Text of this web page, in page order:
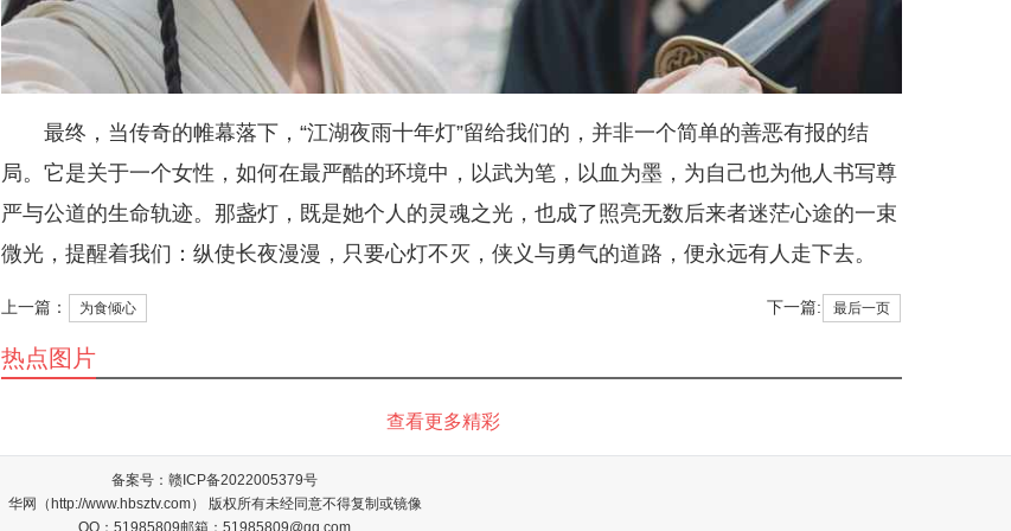
最终，当传奇的帷幕落下，“江湖夜雨十年灯”留给我们的，并非一个简单的善恶有报的结
局。它是关于一个女性，如何在最严酷的环境中，以武为笔，以血为墨，为自己也为他人书写尊
严与公道的生命轨迹。那盏灯，既是她个人的灵魂之光，也成了照亮无数后来者迷茫心途的一束
微光，提醒着我们：纵使长夜漫漫，只要心灯不灭，侠义与勇气的道路，便永远有人走下去。
上一篇： 为食倾心 下一篇: 最后一页
热点图片
查看更多精彩
备案号： 赣ICP备2022005379号
华网（http://www.hbsztv.com） 版权所有未经同意不得复制或镜像
QQ：51985809邮箱：51985809@qq.com